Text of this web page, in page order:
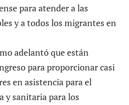
para atender a las
y a todos los migrantes en
adelantó que están
para proporcionar casi
en asistencia para el
y sanitaria para los